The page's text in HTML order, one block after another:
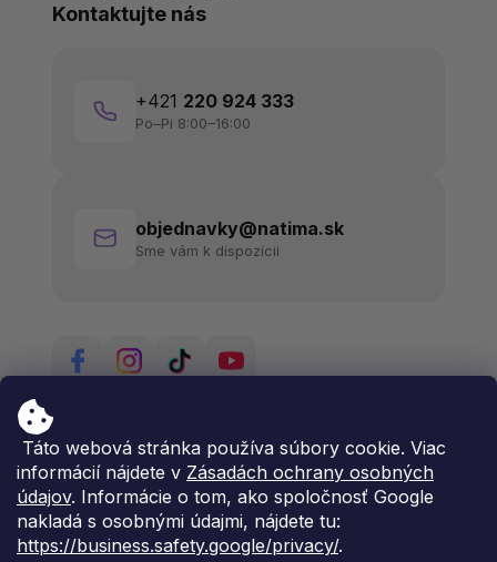
Táto webová stránka používa súbory cookie. Viac
informácií nájdete v Zásadách ochrany osobných
údajov. Informácie o tom, ako spoločnosť Google
nakladá s osobnými údajmi, nájdete tu:
https://business.safety.google/privacy/.
Kontaktujte nás
+421 220 924 333
Po–Pi 8:00–16:00
objednavky@natima.sk
Sme vám k dispozícii